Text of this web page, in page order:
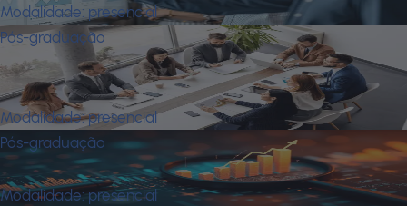
Modalidade: presencial
Pós-graduação
Mba em Desenvolvimento de
Habilidades Gerenciais
Modalidade: presencial
Pós-graduação
Mba em Finanças
Modalidade: presencial